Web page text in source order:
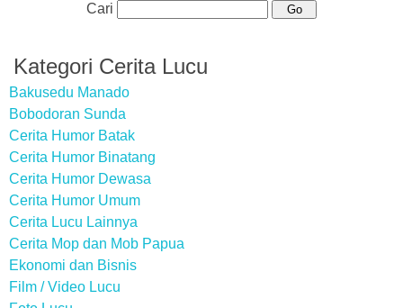
Cari
Kategori Cerita Lucu
Bakusedu Manado
Bobodoran Sunda
Cerita Humor Batak
Cerita Humor Binatang
Cerita Humor Dewasa
Cerita Humor Umum
Cerita Lucu Lainnya
Cerita Mop dan Mob Papua
Ekonomi dan Bisnis
Film / Video Lucu